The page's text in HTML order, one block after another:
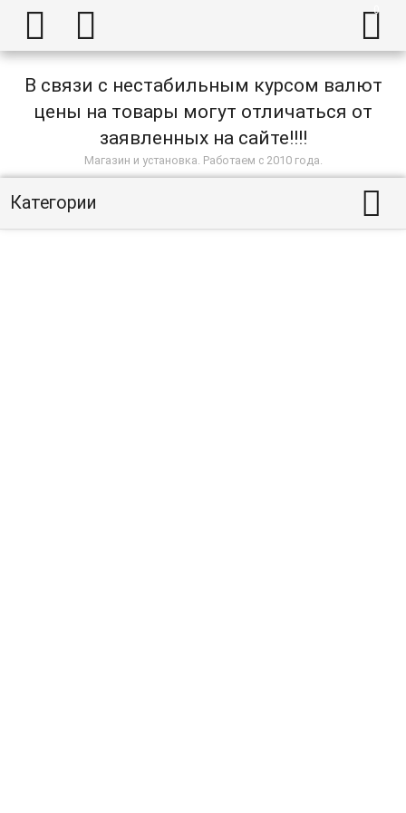
  
В связи с нестабильным курсом валют
цены на товары могут отличаться от
заявленных на сайте!!!!
Магазин и установка. Работаем с 2010 года.
Категории 